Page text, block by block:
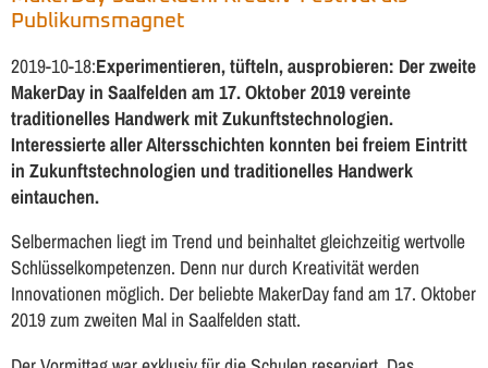
Publikumsmagnet
2019-10-18:Experimentieren, tüfteln, ausprobieren: Der zweite
MakerDay in Saalfelden am 17. Oktober 2019 vereinte
traditionelles Handwerk mit Zukunftstechnologien.
Interessierte aller Altersschichten konnten bei freiem Eintritt
in Zukunftstechnologien und traditionelles Handwerk
eintauchen.
Selbermachen liegt im Trend und beinhaltet gleichzeitig wertvolle
Schlüsselkompetenzen. Denn nur durch Kreativität werden
Innovationen möglich. Der beliebte MakerDay fand am 17. Oktober
2019 zum zweiten Mal in Saalfelden statt.